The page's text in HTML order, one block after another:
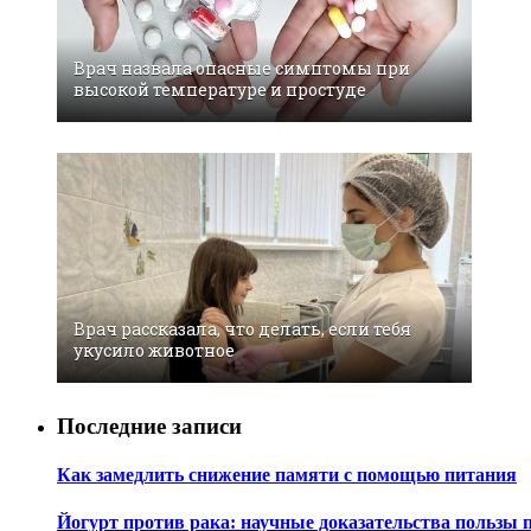
Врач назвала опасные симптомы при
высокой температуре и простуде
Врач рассказала, что делать, если тебя
укусило животное
Последние записи
Как замедлить снижение памяти с помощью питания
Йогурт против рака: научные доказательства пользы